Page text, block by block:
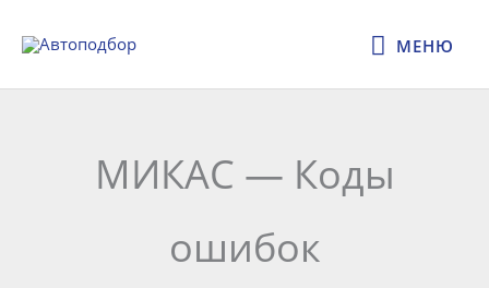
МЕНЮ
МЕНЮ
МИКАС — Коды
ошибок